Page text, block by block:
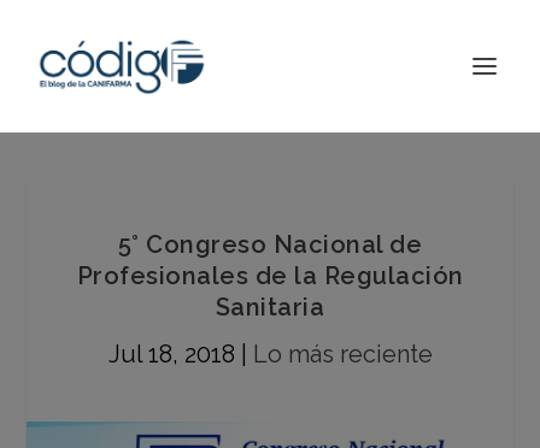
5° Congreso Nacional de
Profesionales de la Regulación
Sanitaria
Jul 18, 2018
Lo más reciente